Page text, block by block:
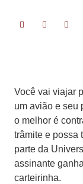
Você vai viajar
um avião e seu
o melhor é
trâmite e possa
parte da
assinante
carteirinha.